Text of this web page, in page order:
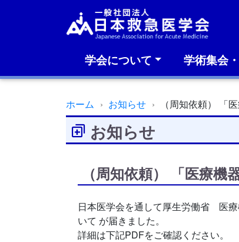
学会について 学術集会
ホーム お知らせ （周知依頼） 「
お知らせ
（周知依頼） 「医療
日本医学会を通して厚生労働省 医
いて が届きました。
詳細は下記PDFをご確認ください。